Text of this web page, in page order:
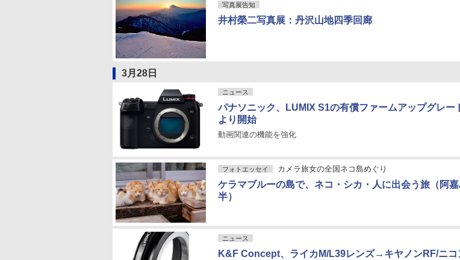
写真展告知
井村榮二写真展：丹沢山地四季回廊
3月28日
ニュース
パナソニック、LUMIX S1の有償ファームアップグレー
より開始
動画関連の機能を強化
フォトエッセイ カメラ旅女の全国ネコ島めぐり
ケラマブルーの島で、ネコ・シカ・人に出会う旅（阿
半）
ニュース
K&F Concept、ライカM/L39レンズ→キヤノンRF/ニコ